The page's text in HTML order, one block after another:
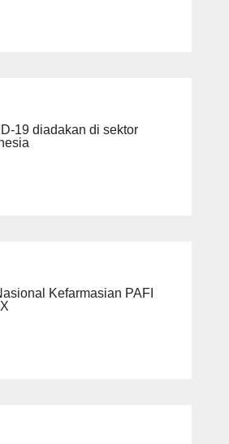
19 diadakan di sektor
Kefarmasian PAFI